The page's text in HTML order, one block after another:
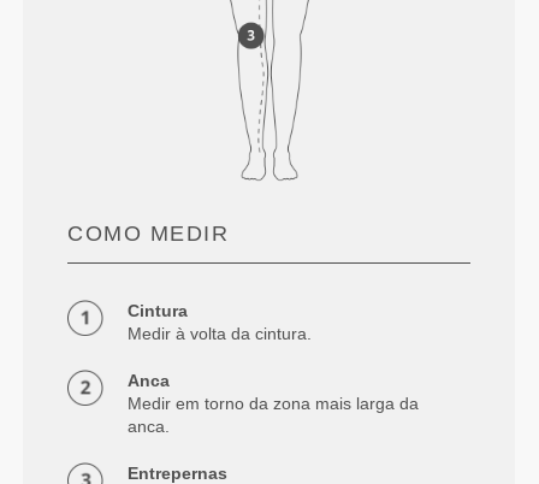
COMO MEDIR
Cintura
Medir à volta da cintura.
Anca
Medir em torno da zona mais larga da
anca.
Entrepernas